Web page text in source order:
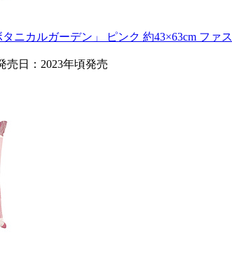
ニカルガーデン」 ピンク 約43×63cm フ
売日：2023年頃発売